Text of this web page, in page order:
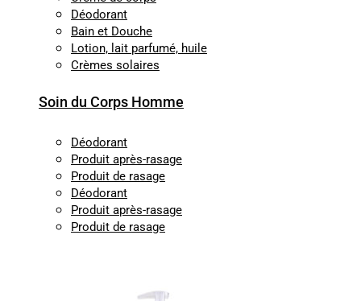
Déodorant
Bain et Douche
Lotion, lait parfumé, huile
Crèmes solaires
Soin du Corps Homme
Déodorant
Produit après-rasage
Produit de rasage
Déodorant
Produit après-rasage
Produit de rasage